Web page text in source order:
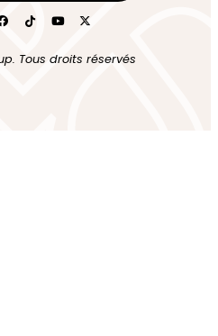
Tous droits réservés